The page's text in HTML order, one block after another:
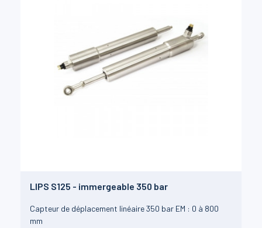
LIPS S125 - immergeable 350 bar
Capteur de déplacement linéaire 350 bar EM : 0 à 800
mm